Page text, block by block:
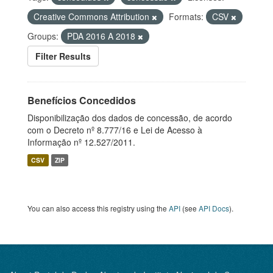
Creative Commons Attribution
Formats:
CSV
Groups:
PDA 2016 A 2018
Filter Results
Benefícios Concedidos
Disponibilização dos dados de concessão, de acordo
com o Decreto nº 8.777/16 e Lei de Acesso à
Informação nº 12.527/2011.
CSV ZIP
You can also access this registry using the API (see API Docs).